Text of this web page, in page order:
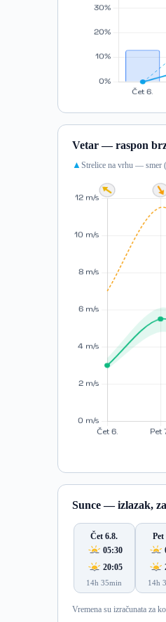
Vetar — raspon
▲Strelice na vrhu — smer
Sunce — izlazak,
Čet 6.8.
05:30
20:05
14h 35min
Pet
14h
Vremena su izračunata za